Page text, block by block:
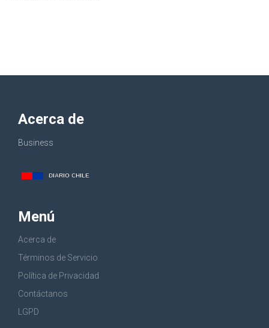
Acerca de
Business
Menú
Acerca de
Términos de Servicio
Política de Privacidad
Contáctanos
LGPD